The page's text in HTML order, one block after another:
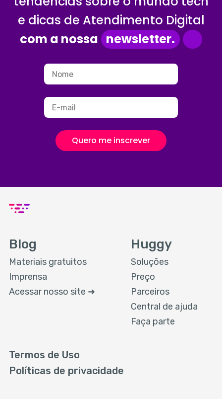
e dicas de Atendimento Digital
com a nossa newsletter.
Quero me inscrever
Blog
Materiais gratuitos
Imprensa
Acessar nosso site ➜
Huggy
Soluções
Preço
Parceiros
Central de ajuda
Faça parte
Termos de Uso
Políticas de privacidade